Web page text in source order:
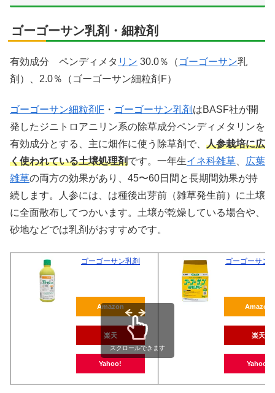
ゴーゴーサン乳剤・細粒剤
有効成分 ペンディメタ リン 30.0％（ ゴーゴーサン乳
剤）、2.0％（ゴーゴーサン細粒剤F）
ゴーゴーサン細粒剤F ・ ゴーゴーサン乳剤 はBASF社が開
発したジニトロアニリン系の除草成分ペンディメタリンを
有効成分とする、主に畑作に使う除草剤で、 人参栽培に広
く使われている土壌処理剤です。一年生イネ科雑草
広葉
雑草の両方の効果があり、45〜60日間と長期間効果が持
続します。人参には、は種後出芽前（雑草発生前）に土壌
に全面散布してつかいます。土壌が乾燥している場合や、
砂地などでは乳剤がおすすめです。
ゴーゴーサン乳剤
Amazon
楽天
Yahoo!
ゴーゴーサン
Amazon
楽天
Yahoo!
スクロールできます